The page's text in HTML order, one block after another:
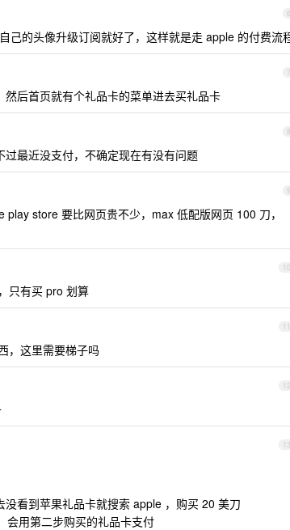
6
己的头像升级订阅就好了，这样就是走 apple 的付费流
7
后首页就有个礼品卡的菜单进去买礼品卡
8
最近没支付，不确定现在有没有问题
9
store 要比网页贵不少，max 低配版网页 100 刀，
10
只有买 pro 划算
11
，这里需要梯子吗
12
13
看到苹果礼品卡就搜索 apple ，购买 20 美刀
会用第二步购买的礼品卡支付